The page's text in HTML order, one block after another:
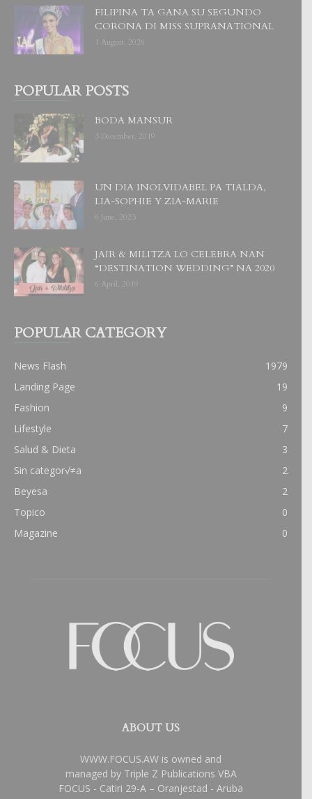
FILIPINA TA GANA SU SEGUNDO
CORONA DI MISS SUPRANATIONAL
1 August, 2026
POPULAR POSTS
BODA MANSUR
3 December, 2019
UN DIA INOLVIDABEL PA TIALDA,
LIA-SOPHIE Y ZIA-MARIE
6 June, 2023
JAIR & MILITZA LO CELEBRA NAN
“DESTINATION WEDDING” NA 2020
6 April, 2019
POPULAR CATEGORY
News Flash
1979
Landing Page
19
Fashion
9
Lifestyle
7
Salud & Dieta
3
Sin categor√≠a
2
Beyesa
2
Topico
0
Magazine
0
ABOUT US
WWW.FOCUS.AW is owned and
managed by Triple Z Publications VBA
FOCUS - Catiri 29-A – Oranjestad - Aruba